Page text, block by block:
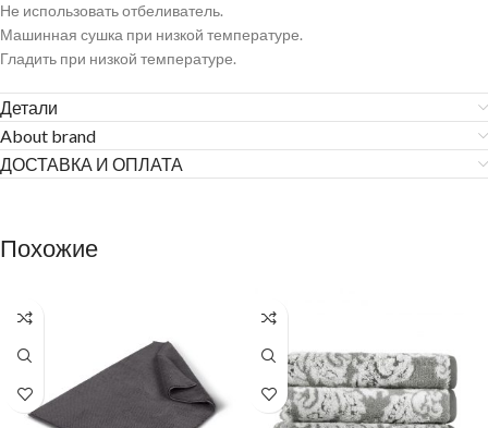
Не использовать отбеливатель.
Машинная сушка при низкой температуре.
Гладить при низкой температуре.
Детали
About brand
ДОСТАВКА И ОПЛАТА
Похожие